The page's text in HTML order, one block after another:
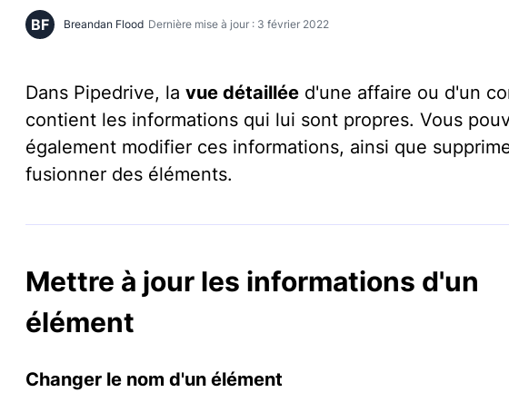
BF Breandan Flood Dernière mise à jour : 3 février 2022
Dans Pipedrive, la vue détaillée d'une affaire ou d'un
contient les informations qui lui sont propres. Vous
également modifier ces informations, ainsi que
fusionner des éléments.
Mettre à jour les informations d'un
élément
Changer le nom d'un élément